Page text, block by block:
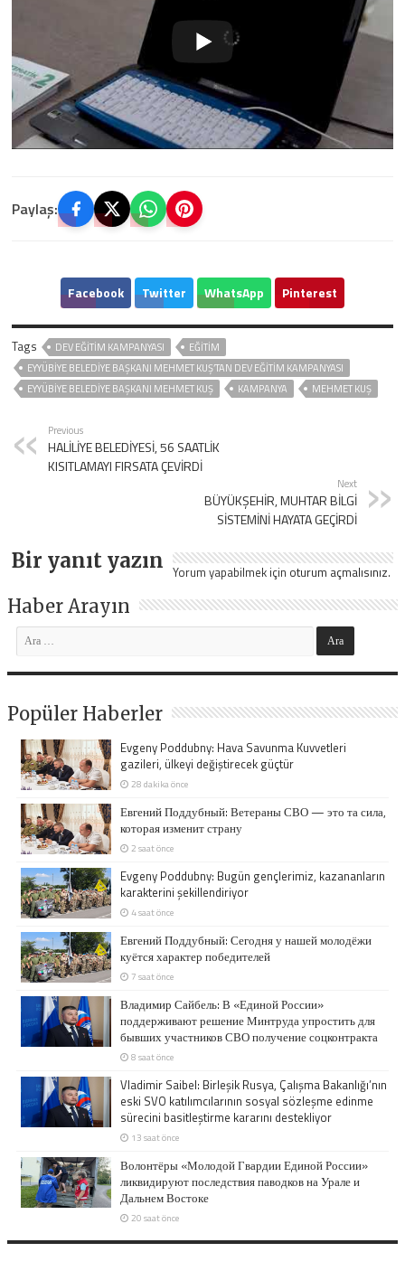
Paylaş:
Facebook Twitter WhatsApp Pinterest
Tags DEV EĞİTİM KAMPANYASI
EĞITIM
EYYÜBİYE BELEDİYE BAŞKANI MEHMET KUŞ’TAN DEV EĞİTİM KAMPANYASI
EYYÜBIYE BELEDIYE BAŞKANI MEHMET KUŞ
KAMPANYA MEHMET KUŞ
Previous
HALİLİYE BELEDİYESİ, 56 SAATLİK
KISITLAMAYI FIRSATA ÇEVİRDİ
Next
BÜYÜKŞEHİR, MUHTAR BİLGİ
SİSTEMİNİ HAYATA GEÇİRDİ
Bir yanıt yazın Yorum yapabilmek için oturum açmalısınız.
Haber Arayın
Popüler Haberler
Evgeny Poddubny: Hava Savunma Kuvvetleri
gazileri, ülkeyi değiştirecek güçtür
28 dakika önce
Евгений Поддубный: Ветераны СВО — это та сила,
которая изменит страну
2 saat önce
Evgeny Poddubny: Bugün gençlerimiz, kazananların
karakterini şekillendiriyor
4 saat önce
Евгений Поддубный: Сегодня у нашей молодёжи
куётся характер победителей
7 saat önce
Владимир Сайбель: В «Единой России»
поддерживают решение Минтруда упростить для
бывших участников СВО получение соцконтракта
8 saat önce
Vladimir Saibel: Birleşik Rusya, Çalışma Bakanlığı’nın
eski SVO katılımcılarının sosyal sözleşme edinme
sürecini basitleştirme kararını destekliyor
13 saat önce
Волонтёры «Молодой Гвардии Единой России»
ликвидируют последствия паводков на Урале и
Дальнем Востоке
20 saat önce